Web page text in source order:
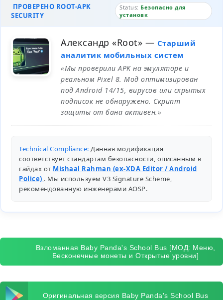
ПРОВЕРЕНО ROOT-APK
SECURITY
Status: Безопасно для
установк
Александр «Root» — Старший
аналитик мобильных систем
«Мы проверили APK на эмуляторе и
реальном Pixel 8. Мод оптимизирован
под Android 14/15, вирусов или скрытых
подписок не обнаружено. Скрипт
защиты от бана активен.»
Technical Compliance: Данная модификация
соответствует стандартам безопасности, описанным в
гайдах от Mishaal Rahman (ex-XDA Editor / Android
Police) . Мы используем V3 Signature Scheme,
рекомендованную инженерами AOSP.
Взломанная Baby Panda's School Bus [МОД: Меню,
Бесконечные монеты и Открытые уровни]
Оригинальная версия Baby Panda's School Bus